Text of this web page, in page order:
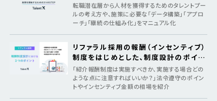
転職潜在層から人材を獲得するためのタレントプー
ルの考え方や、施策に必要な「データ構築」「アプロ
ーチ」「継続の仕組み化」をマニュアル化
リファラル採用の報酬（インセンティブ）
制度をはじめとした、制度設計のポイン
ト
「紹介報酬制度は実施すべきか、実施する場合どの
ような点に注意すればいいか？」法令遵守のポイン
トやインセンティブ金額の相場を紹介